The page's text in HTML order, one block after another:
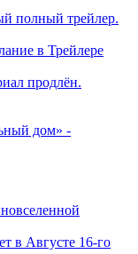
полный трейлер.
в Трейлере
продлён.
дом» -
в Августе 16-го